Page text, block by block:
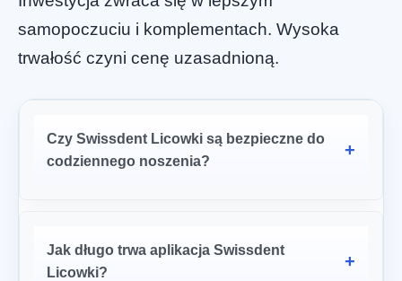
samopoczuciu i komplementach. Wysoka
trwałość czyni cenę uzasadnioną.
Czy Swissdent Licowki są bezpieczne do
codziennego noszenia?
Jak długo trwa aplikacja Swissdent
Licowki?